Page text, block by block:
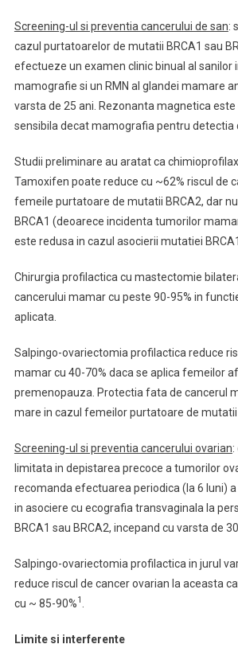
Screening-ul si preventia cancerului de san:
cazul purtatoarelor de mutatii BRCA1 sau
efectueze un examen clinic binual al sanilor
mamografie si un RMN al glandei mamare
varsta de 25 ani. Rezonanta magnetica
sensibila decat mamografia pentru detectia
Studii preliminare au aratat ca
Tamoxifen poate reduce cu ~62% riscul de
femeile purtatoare de mutatii BRCA2, dar
BRCA1 (deoarece incidenta tumorilor
este redusa in cazul asocierii mutatiei
Chirurgia profilactica cu mastectomie
cancerului mamar cu peste 90-95% in
aplicata.
Salpingo-ovariectomia profilactica reduce
mamar cu 40-70% daca se aplica femeilor
premenopauza. Protectia fata de cancerul
mare in cazul femeilor purtatoare de mutatii
Screening-ul si preventia cancerului ovarian
limitata in depistarea precoce a tumorilor
recomanda efectuarea periodica (la 6 luni)
in asociere cu ecografia transvaginala la
BRCA1 sau BRCA2, incepand cu varsta de
Salpingo-ovariectomia profilactica in jurul
reduce riscul de cancer ovarian la aceasta
cu ~ 85-90%1
Limite si interferente